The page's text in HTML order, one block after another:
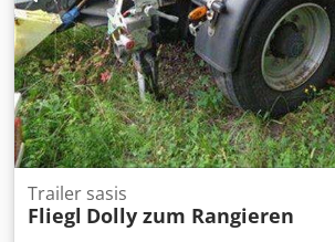
Trailer sasis
Fliegl Dolly zum Rangieren